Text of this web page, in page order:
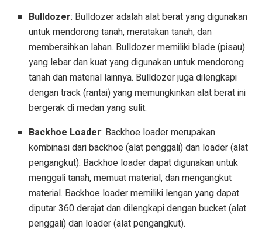
Bulldozer: Bulldozer adalah alat berat yang digunakan
untuk mendorong tanah, meratakan tanah, dan
membersihkan lahan. Bulldozer memiliki blade (pisau)
yang lebar dan kuat yang digunakan untuk mendorong
tanah dan material lainnya. Bulldozer juga dilengkapi
dengan track (rantai) yang memungkinkan alat berat ini
bergerak di medan yang sulit.
Backhoe Loader: Backhoe loader merupakan
kombinasi dari backhoe (alat penggali) dan loader (alat
pengangkut). Backhoe loader dapat digunakan untuk
menggali tanah, memuat material, dan mengangkut
material. Backhoe loader memiliki lengan yang dapat
diputar 360 derajat dan dilengkapi dengan bucket (alat
penggali) dan loader (alat pengangkut).